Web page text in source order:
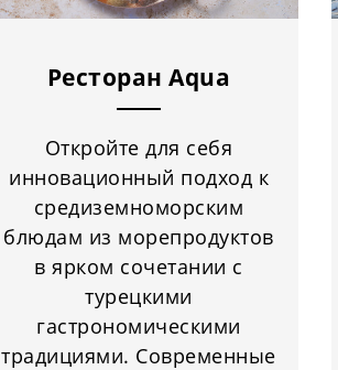
Ресторан Aqua
Откройте для себя
инновационный подход к
средиземноморским
блюдам из морепродуктов
в ярком сочетании с
турецкими
гастрономическими
традициями. Современные